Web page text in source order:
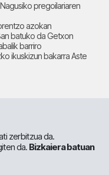
pregoilariaren
azokan
batuko da Getxon
barriro
ikuskizun bakarra Aste
zerbitzua da.
da. Bizkaiera batuan